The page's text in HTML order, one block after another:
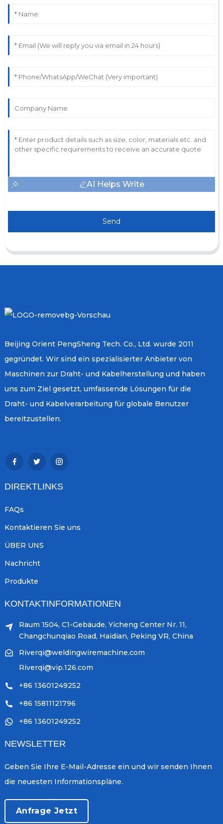
AI Helps Write
Send
Beijing Orient PengSheng Tech. Co., Ltd. wurde 2011
gegründet. Wir sind ein spezialisierter Anbieter von
Maschinen zur Draht- und Kabelherstellung und haben
uns zum Ziel gesetzt, umfassende Lösungen für die
Draht- und Kabelverarbeitung für globale Benutzer
bereitzustellen.
DIREKTLINKS
FAQs
Kontaktieren Sie uns
ÜBER UNS
Nachricht
Produkte
KONTAKTINFORMATIONEN
Raum 1504, C1-Gebäude, Yicheng Center Nr. 11,
Changchunqiao Road, Haidian, Peking VR, China
Riverqi@weldingwiremachine.com
Riverqi@vip.126.com
+86 13601249252
+86 15811121796
+86 13601249252
NEWSLETTER
Geben Sie Ihre E-Mail-Adresse ein und wir senden Ihnen
die neuesten Informationspläne.
Anfrage Jetzt